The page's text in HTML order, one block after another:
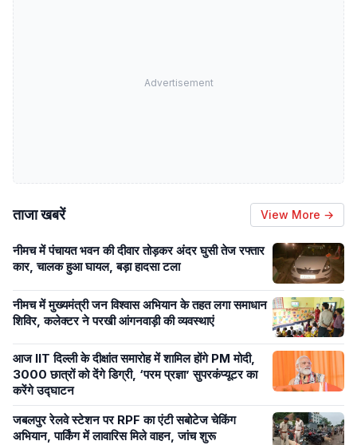
Advertisement
ताजा खबरें View More →
नीमच में पंचायत भवन की दीवार तोड़कर अंदर घुसी तेज रफ्तार
कार, चालक हुआ घायल, बड़ा हादसा टला
नीमच में मुख्यमंत्री जन विश्वास अभियान के तहत लगा समाधान
शिविर, कलेक्टर ने परखी आंगनवाड़ी की व्यवस्थाएं
आज IIT दिल्ली के दीक्षांत समारोह में शामिल होंगे PM मोदी,
3000 छात्रों को देंगे डिग्री, ‘परम प्रज्ञा’ सुपरकंप्यूटर का
करेंगे उद्घाटन
जबलपुर रेलवे स्टेशन पर RPF का एंटी सबोटेज चेकिंग
अभियान, पार्किंग में लावारिस मिले वाहन, जांच शुरू